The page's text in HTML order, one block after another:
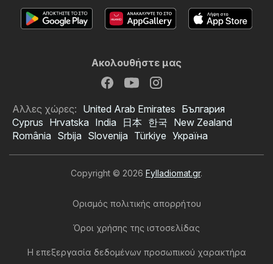
Ακολουθήστε μας
Αλλες χώρες: United Arab Emirates България
Cyprus Hrvatska India 日本 한국 New Zealand
România Srbija Slovenija Türkiye Україна
Copyright © 2026 Fylladiomat.gr.
Ορισμός πολιτικής απορρήτου
Όροι χρήσης της ιστοσελίδας
Η επεξεργασία δεδομένων προσωπικού χαρακτήρα